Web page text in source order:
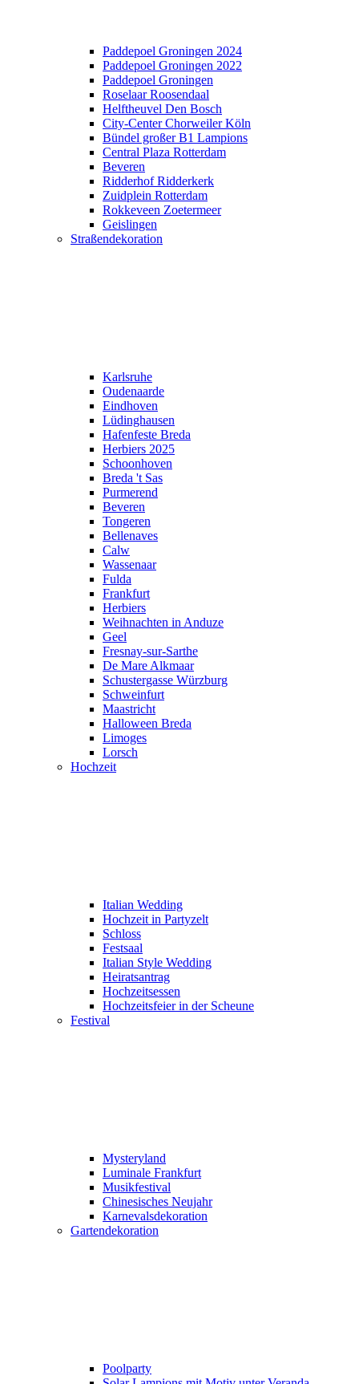
Paddepoel Groningen 2024
Paddepoel Groningen 2022
Paddepoel Groningen
Roselaar Roosendaal
Helftheuvel Den Bosch
City-Center Chorweiler Köln
Bündel großer B1 Lampions
Central Plaza Rotterdam
Beveren
Ridderhof Ridderkerk
Zuidplein Rotterdam
Rokkeveen Zoetermeer
Geislingen
Straßendekoration
Karlsruhe
Oudenaarde
Eindhoven
Lüdinghausen
Hafenfeste Breda
Herbiers 2025
Schoonhoven
Breda 't Sas
Purmerend
Beveren
Tongeren
Bellenaves
Calw
Wassenaar
Fulda
Frankfurt
Herbiers
Weihnachten in Anduze
Geel
Fresnay-sur-Sarthe
De Mare Alkmaar
Schustergasse Würzburg
Schweinfurt
Maastricht
Halloween Breda
Limoges
Lorsch
Hochzeit
Italian Wedding
Hochzeit in Partyzelt
Schloss
Festsaal
Italian Style Wedding
Heiratsantrag
Hochzeitsessen
Hochzeitsfeier in der Scheune
Festival
Mysteryland
Luminale Frankfurt
Musikfestival
Chinesisches Neujahr
Karnevalsdekoration
Gartendekoration
Poolparty